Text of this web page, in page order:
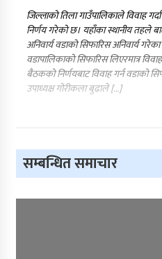
जिल्लाको तिला गाउँपालिकाले विवाह
निर्णय गरेको छ। यहाँका स्थानीय तहले
अनिवार्य वडाको सिफारिस अनिवार्य
वडापालिकाको सिफारिस लिएरमात्र
बैठकको निर्णयबाट विवाह गर्न वडाको
उपाध्यक्ष गोरीकला बुढाले […]
सम्बन्धित समाचार